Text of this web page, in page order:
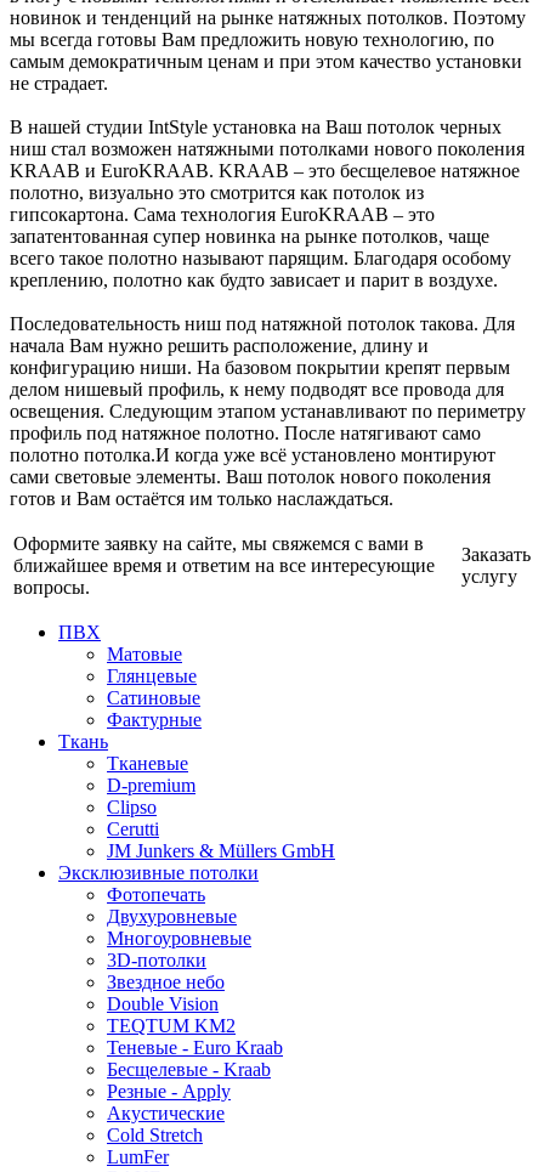
новинок и тенденций на рынке натяжных потолков. Поэтому
мы всегда готовы Вам предложить новую технологию, по
самым демократичным ценам и при этом качество установки
не страдает.
В нашей студии IntStyle установка на Ваш потолок черных
ниш стал возможен натяжными потолками нового поколения
KRAAB и EuroKRAAB. KRAAB – это бесщелевое натяжное
полотно, визуально это смотрится как потолок из
гипсокартона. Сама технология EuroKRAAB – это
запатентованная супер новинка на рынке потолков, чаще
всего такое полотно называют парящим. Благодаря особому
креплению, полотно как будто зависает и парит в воздухе.
Последовательность ниш под натяжной потолок такова. Для
начала Вам нужно решить расположение, длину и
конфигурацию ниши. На базовом покрытии крепят первым
делом нишевый профиль, к нему подводят все провода для
освещения. Следующим этапом устанавливают по периметру
профиль под натяжное полотно. После натягивают само
полотно потолка.И когда уже всё установлено монтируют
сами световые элементы. Ваш потолок нового поколения
готов и Вам остаётся им только наслаждаться.
Оформите заявку на сайте, мы свяжемся с вами в
ближайшее время и ответим на все интересующие
вопросы.
Заказать
услугу
ПВХ
Матовые
Глянцевые
Сатиновые
Фактурные
Ткань
Тканевые
D-premium
Clipso
Cerutti
JM Junkers & Müllers GmbH
Эксклюзивные потолки
Фотопечать
Двухуровневые
Многоуровневые
3D-потолки
Звездное небо
Double Vision
TEQTUM KM2
Теневые - Euro Kraab
Бесщелевые - Kraab
Резные - Apply
Акустические
Cold Stretch
LumFer